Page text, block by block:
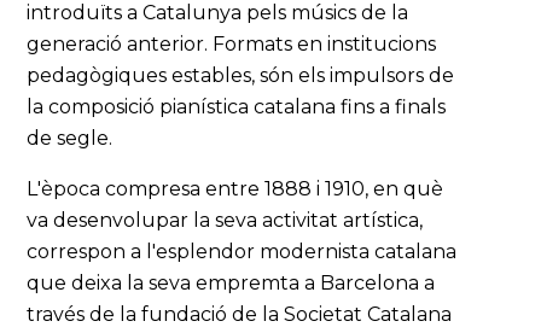
introduïts a Catalunya pels músics de la
generació anterior. Formats en institucions
pedagògiques estables, són els impulsors de
la composició pianística catalana fins a finals
de segle.
L'època compresa entre 1888 i 1910, en què
va desenvolupar la seva activitat artística,
correspon a l'esplendor modernista catalana
que deixa la seva empremta a Barcelona a
través de la fundació de la Societat Catalana